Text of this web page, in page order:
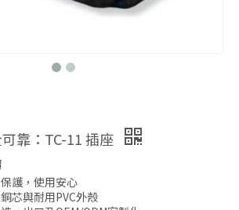
靠：TC-11 插座
護，使用安心
芯與耐用PVC外殼